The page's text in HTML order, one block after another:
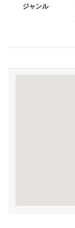
ジャンル